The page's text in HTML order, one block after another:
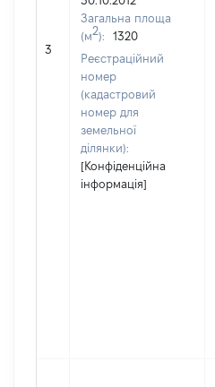
3
Загальна площа
(м2):
1320
Реєстраційний
номер
(кадастровий
номер для
земельної
ділянки):
[Конфіденційна
інформація]